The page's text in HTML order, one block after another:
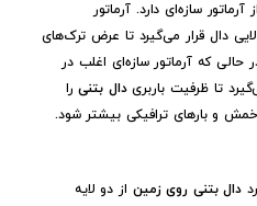
سازه‌ای دارد. آرماتور
دال قرار می‌گیرد تا عرض ترک‌های
که آرماتور سازه‌ای اغلب در
تا ظرفیت باربریدال بتنیرا
و بارهای ترافیکی بیشتر شود.
دال بتنی روی زمین از دو لایه